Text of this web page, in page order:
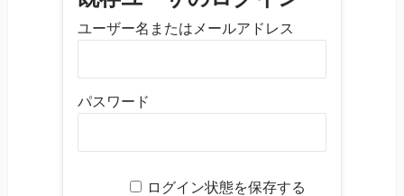
ユーザー名またはメールアドレス
パスワード
ログイン状態を保存する